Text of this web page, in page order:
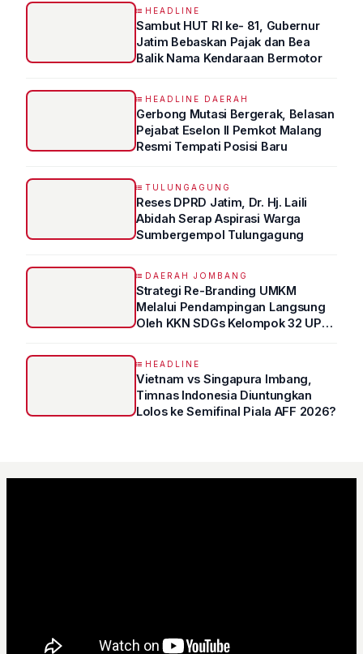
HEADLINE
Sambut HUT RI ke- 81, Gubernur
Jatim Bebaskan Pajak dan Bea
Balik Nama Kendaraan Bermotor
HEADLINE DAERAH
Gerbong Mutasi Bergerak, Belasan
Pejabat Eselon II Pemkot Malang
Resmi Tempati Posisi Baru
TULUNGAGUNG
Reses DPRD Jatim, Dr. Hj. Laili
Abidah Serap Aspirasi Warga
Sumbergempol Tulungagung
DAERAH JOMBANG
Strategi Re-Branding UMKM
Melalui Pendampingan Langsung
Oleh KKN SDGs Kelompok 32 UPN
HEADLINE
Vietnam vs Singapura Imbang,
Timnas Indonesia Diuntungkan
Lolos ke Semifinal Piala AFF 2026?